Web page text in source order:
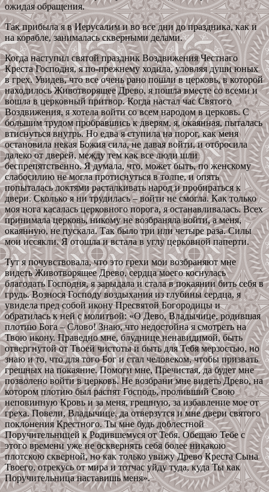
ожидая обращения.
Так прибыла я в Иерусалим и во все дни до праздника, как и
на корабле, занималась скверными делами.
Когда наступил святой праздник Воздвижения Честнаго
Креста Господня, я по-прежнему ходила, уловляя души юных
в грех. Увидев, что все очень рано пошли в церковь, в которой
находилось Животворящее Древо, я пошла вместе со всеми и
вошла в церковный притвор. Когда настал час Святого
Воздвижения, я хотела войти со всем народом в церковь. С
большим трудом пробравшись к дверям, я, окаянная, пыталась
втиснуться внутрь. Но едва я ступила на порог, как меня
остановила некая Божия сила, не давая войти, и отбросила
далеко от дверей, между тем как все люди шли
беспрепятственно. Я думала, что, может быть, по женскому
слабосилию не могла протиснуться в толпе, и опять
попыталась локтями расталкивать народ и пробираться к
двери. Сколько я ни трудилась – войти не смогла. Как только
моя нога касалась церковного порога, я останавливалась. Всех
принимала церковь, никому не возбраняла войти, а меня,
окаянную, не пускала. Так было три или четыре раза. Силы
мои иссякли. Я отошла и встала в углу церковной паперти.
Тут я почувствовала, что это грехи мои возбраняют мне
видеть Животворящее Древо, сердца моего коснулась
благодать Господня, я зарыдала и стала в покаянии бить себя в
грудь. Вознося Господу воздыхания из глубины сердца, я
увидела пред собой икону Пресвятой Богородицы и
обратилась к ней с молитвой: «О Дево, Владычице, родившая
плотию Бога – Слово! Знаю, что недостойна я смотреть на
Твою икону. Праведно мне, блуднице ненавидимой, быть
отвергнутой от Твоей чистоты и быть для Тебя мерзостью, но
знаю и то, что для того Бог и стал человеком, чтобы призвать
грешных на покаяние. Помоги мне, Пречистая, да будет мне
позволено войти в церковь. Не возбрани мне видеть Древо, на
котором плотию был распят Господь, проливший Свою
неповинную Кровь и за меня, грешную, за избавление мое от
греха. Повели, Владычице, да отверзутся и мне двери святого
поклонения Крестного. Ты мне будь доблестной
Поручительницей к Родившемуся от Тебя. Обещаю Тебе с
этого времени уже не осквернять себя более никакою
плотскою скверной, но как только увижу Древо Креста Сына
Твоего, отрекусь от мира и тотчас уйду туда, куда Ты как
Поручительница наставишь меня».